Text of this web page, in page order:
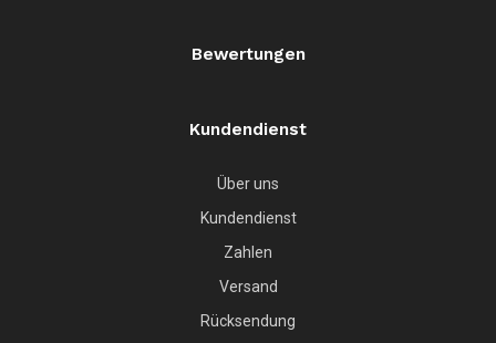
Bewertungen
Kundendienst
Über uns
Kundendienst
Zahlen
Versand
Rücksendung